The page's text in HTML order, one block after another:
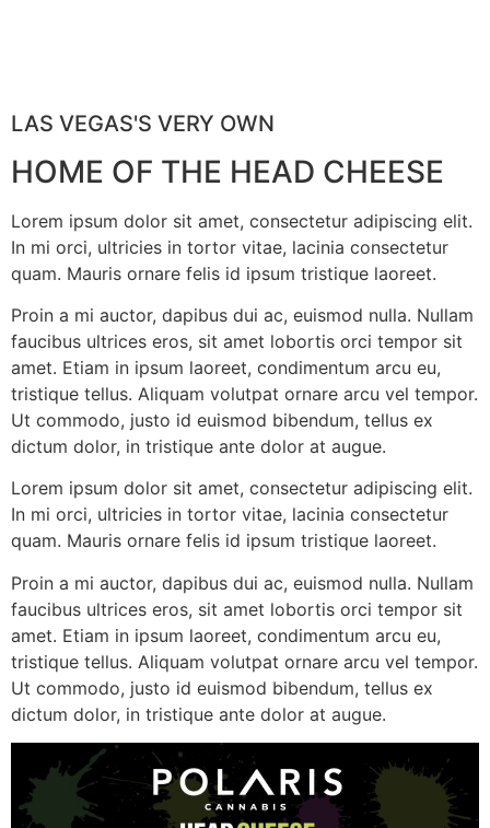
LAS VEGAS'S VERY OWN
HOME OF THE HEAD CHEESE
Lorem ipsum dolor sit amet, consectetur adipiscing elit.
In mi orci, ultricies in tortor vitae, lacinia consectetur
quam. Mauris ornare felis id ipsum tristique laoreet.
Proin a mi auctor, dapibus dui ac, euismod nulla. Nullam
faucibus ultrices eros, sit amet lobortis orci tempor sit
amet. Etiam in ipsum laoreet, condimentum arcu eu,
tristique tellus. Aliquam volutpat ornare arcu vel tempor.
Ut commodo, justo id euismod bibendum, tellus ex
dictum dolor, in tristique ante dolor at augue.
Lorem ipsum dolor sit amet, consectetur adipiscing elit.
In mi orci, ultricies in tortor vitae, lacinia consectetur
quam. Mauris ornare felis id ipsum tristique laoreet.
Proin a mi auctor, dapibus dui ac, euismod nulla. Nullam
faucibus ultrices eros, sit amet lobortis orci tempor sit
amet. Etiam in ipsum laoreet, condimentum arcu eu,
tristique tellus. Aliquam volutpat ornare arcu vel tempor.
Ut commodo, justo id euismod bibendum, tellus ex
dictum dolor, in tristique ante dolor at augue.